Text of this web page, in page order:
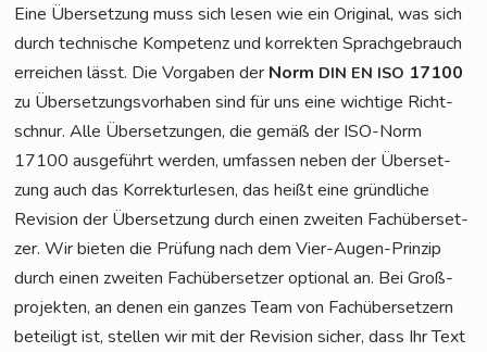
Eine Über­set­zung muss sich lesen wie ein Ori­gi­nal, was sich
durch tech­ni­sche Kom­pe­tenz und kor­rek­ten Sprach­ge­brauch
errei­chen lässt. Die Vor­ga­ben der Norm DIN EN ISO 17100
zu Über­set­zungs­vor­ha­ben sind für uns eine wich­ti­ge Richt­
schnur. Alle Über­set­zun­gen, die gemäß der ISO-Norm
17100 aus­ge­führt wer­den, umfas­sen neben der Über­set­
zung auch das Kor­rek­tur­le­sen, das heißt eine gründ­li­che
Revi­si­on der Über­set­zung durch einen zwei­ten Fach­über­set­
zer. Wir bie­ten die Prü­fung nach dem Vier-Augen-Prin­zip
durch einen zwei­ten Fach­über­set­zer optio­nal an. Bei Groß­
pro­jek­ten, an denen ein gan­zes Team von Fach­über­set­zern
betei­ligt ist, stel­len wir mit der Revi­si­on sicher, dass Ihr Text